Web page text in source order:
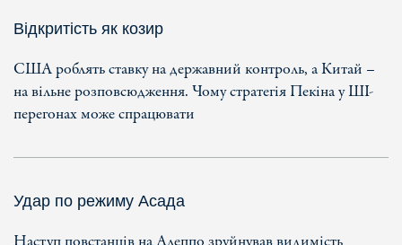
Відкритість як козир
США роблять ставку на державний контроль, а Китай –
на вільне розповсюдження. Чому стратегія Пекіна у ШІ-
перегонах може спрацювати
Удар по режиму Асада